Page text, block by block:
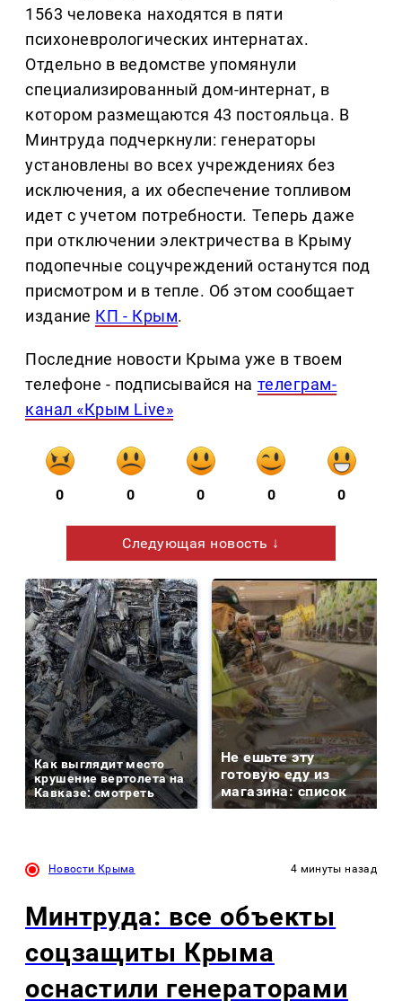
1563 человека находятся в пяти
психоневрологических интернатах.
Отдельно в ведомстве упомянули
специализированный дом-интернат, в
котором размещаются 43 постояльца. В
Минтруда подчеркнули: генераторы
установлены во всех учреждениях без
исключения, а их обеспечение топливом
идет с учетом потребности. Теперь даже
при отключении электричества в Крыму
подопечные соцучреждений останутся под
присмотром и в тепле. Об этом сообщает
издание КП - Крым.
Последние новости Крыма уже в твоем
телефоне - подписывайся на телеграм-
канал «Крым Live»
0 0 0 0 0
Следующая новость ↓
Как выглядит место
крушение вертолета на
Кавказе: смотреть
Не ешьте эту
готовую еду из
магазина: список
Новости Крыма 4 минуты назад
Минтруда: все объекты
соцзащиты Крыма
оснастили генераторами